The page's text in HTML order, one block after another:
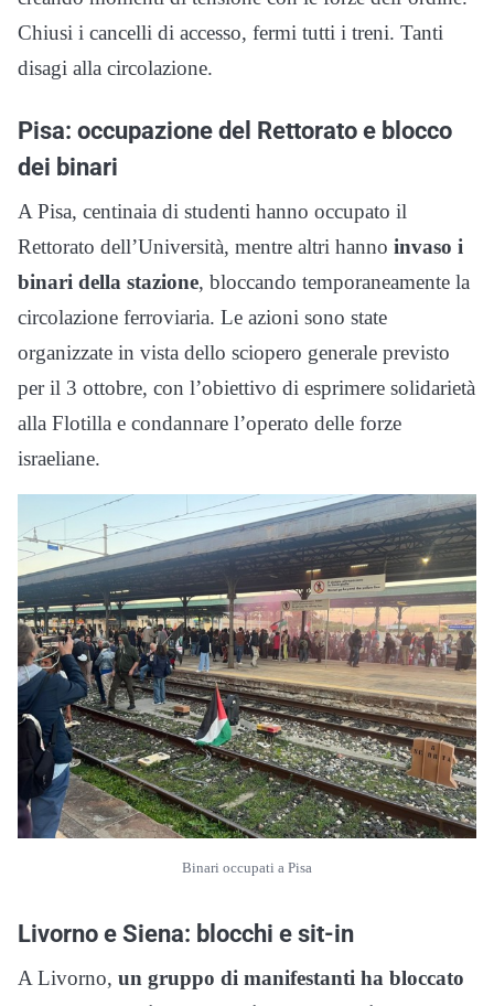
Chiusi i cancelli di accesso, fermi tutti i treni. Tanti
disagi alla circolazione.
Pisa: occupazione del Rettorato e blocco
dei binari
A Pisa, centinaia di studenti hanno occupato il
Rettorato dell’Università, mentre altri hanno invaso i
binari della stazione, bloccando temporaneamente la
circolazione ferroviaria. Le azioni sono state
organizzate in vista dello sciopero generale previsto
per il 3 ottobre, con l’obiettivo di esprimere solidarietà
alla Flotilla e condannare l’operato delle forze
israeliane.
Binari occupati a Pisa
Livorno e Siena: blocchi e sit-in
A Livorno, un gruppo di manifestanti ha bloccato